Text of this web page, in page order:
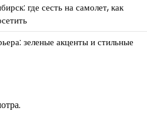
где сесть на самолет, как
зеленые акценты и стильные